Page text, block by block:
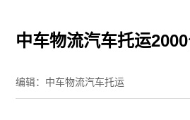
中车物流汽车托运
编辑：中车物流汽车托运